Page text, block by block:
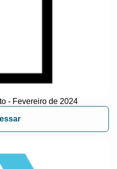
- Fevereiro de 2024